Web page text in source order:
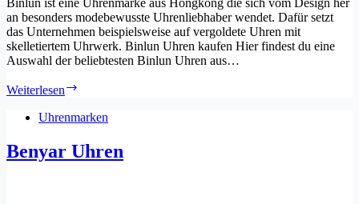
an besonders modebewusste Uhrenliebhaber wendet. Dafür setzt
das Unternehmen beispielsweise auf vergoldete Uhren mit
skelletiertem Uhrwerk. Binlun Uhren kaufen Hier findest du eine
Auswahl der beliebtesten Binlun Uhren aus…
Weiterlesen
Uhrenmarken
Benyar Uhren